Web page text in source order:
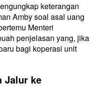
keterangan
Amby soal asal uang
Menteri
penjelasan yang, jika
bagi koperasi unit
Jalur ke